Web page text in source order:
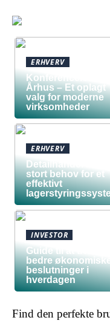
ERHVERV
Konferencelokaler
Århus – Et oplagt
valg for moderne
virksomheder
ERHVERV
Detailhandel har
stort behov for et
effektivt
INVESTOR
Guide til at træffe
bedre
beslutninger i
hverdagen
Find den perfekte